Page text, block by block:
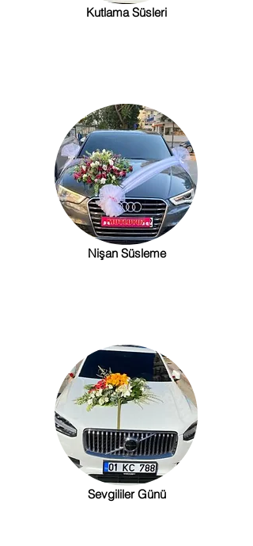
Kutlama Süsleri
Nişan Süsleme
Sevgililer Günü